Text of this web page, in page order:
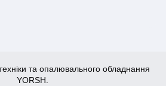
та опалювального обладнання
YORSH.